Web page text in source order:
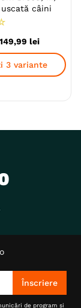
câini
149,99 lei
3 variante
Înscriere
de program și